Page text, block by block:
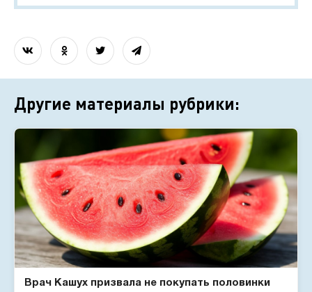
Другие материалы рубрики:
Врач Кашух призвала не покупать половинки